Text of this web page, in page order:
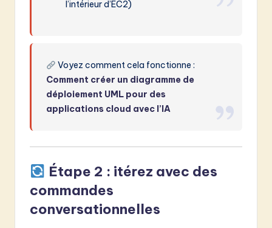
l’intérieur d’EC2)
Voyez comment cela fonctionne :
Comment créer un diagramme de
déploiement UML pour des
applications cloud avec l’IA
Étape 2 : itérez avec des
commandes
conversationnelles